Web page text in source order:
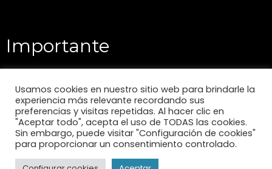
Importante
Usamos cookies en nuestro sitio web para brindarle la
experiencia más relevante recordando sus
preferencias y visitas repetidas. Al hacer clic en
"Aceptar todo", acepta el uso de TODAS las cookies.
Sin embargo, puede visitar "Configuración de cookies"
para proporcionar un consentimiento controlado.